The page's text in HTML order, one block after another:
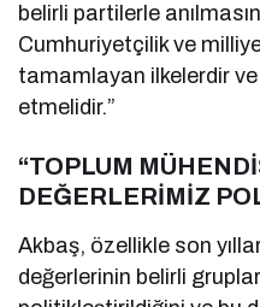
belirli partilerle
Cumhuriyetçilik ve
tamamlayan ilkelerdir
etmelidir.”
“TOPLUM
DEĞERLERİMİZ
Akbaş, özellikle son
değerlerinin belirli